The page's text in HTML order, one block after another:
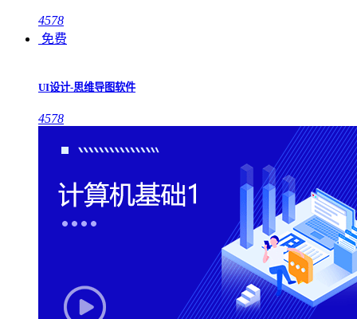
4578
免费
UI设计-思维导图软件
4578